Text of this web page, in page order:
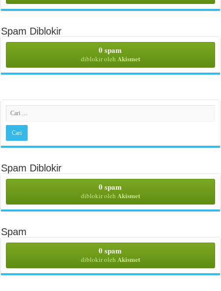
Spam Diblokir
0 spam
diblokir oleh Akismet
Spam Diblokir
0 spam
diblokir oleh Akismet
Spam
0 spam
diblokir oleh Akismet